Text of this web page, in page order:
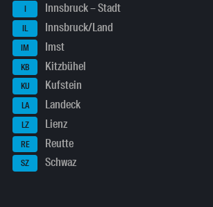
I Innsbruck – Stadt
IL Innsbruck/Land
IM Imst
KB Kitzbühel
KU Kufstein
LA Landeck
LZ Lienz
RE Reutte
SZ Schwaz